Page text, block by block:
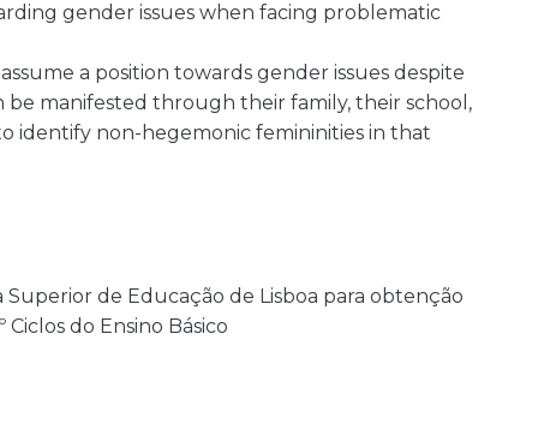
gender issues when facing problematic
a position towards gender issues despite
manifested through their family, their school,
identify non-hegemonic femininities in that
de Educação de Lisboa para obtenção
do Ensino Básico